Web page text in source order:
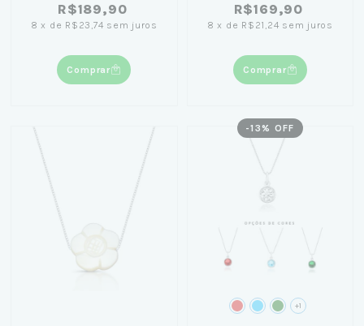
R$189,90
8 x de R$23,74 sem juros
Comprar
R$169,90
8 x de R$21,24 sem juros
Comprar
-13 % OFF
+1